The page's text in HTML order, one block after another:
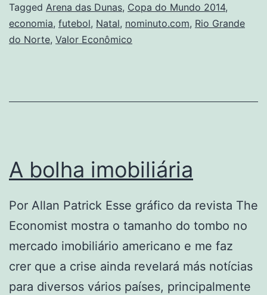
em
Natal.
Vamos
Tagged Arena das Dunas, Copa do Mundo 2014,
economia, futebol, Natal, nominuto.com, Rio Grande
do Norte, Valor Econômico
A bolha imobiliária
Por Allan Patrick Esse gráfico da revista The
Economist mostra o tamanho do tombo no
mercado imobiliário americano e me faz
crer que a crise ainda revelará más notícias
para diversos vários países, principalmente